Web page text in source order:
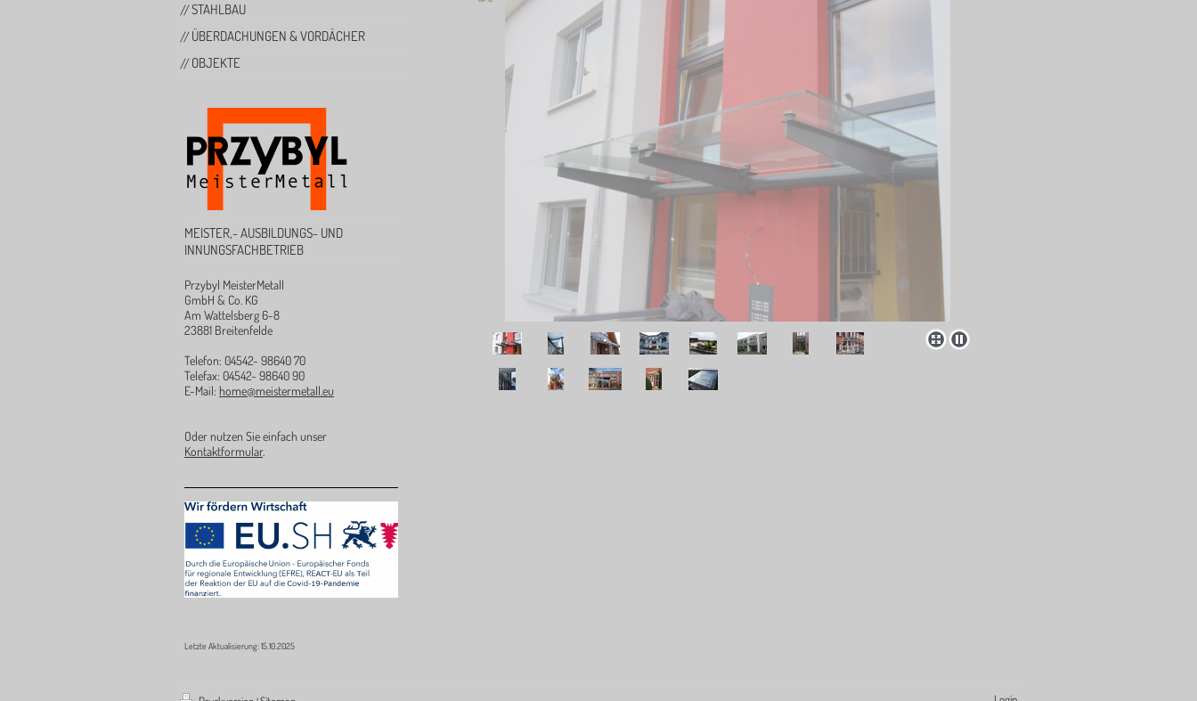
STAHLBAU
ÜBERDACHUNGEN & VORDÄCHER
OBJEKTE
MEISTER,- AUSBILDUNGS- UND
INNUNGSFACHBETRIEB
Przybyl MeisterMetall
GmbH & Co. KG
Am Wattelsberg 6-8
23881 Breitenfelde
Telefon: 04542- 98640 70
Telefax: 04542- 98640 90
E-Mail: home@meistermetall.eu
Oder nutzen Sie einfach unser
Kontaktformular.
Letzte Aktualisierung: 15.10.2025